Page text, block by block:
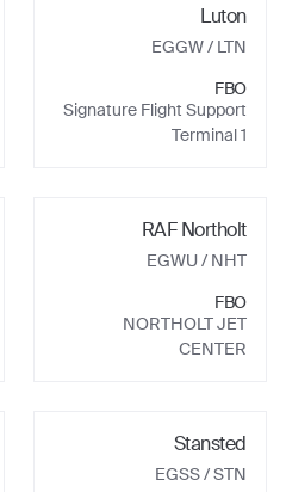
Luton
EGGW/ LTN
FBO
Signature Flight Support
Terminal 1
RAF Northolt
EGWU/ NHT
FBO
NORTHOLT JET
CENTER
Stansted
EGSS/ STN